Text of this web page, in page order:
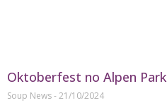
Oktoberfest no Alpen Park
Soup News 21/10/2024